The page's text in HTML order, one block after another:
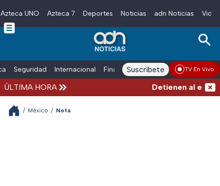
Skip to main content
Azteca UNO Azteca 7 Deportes Noticias adn Noticias
Seguridad Internacional Finanzas adn Noticias Radio
Suscríbete TV En Vivo
ÚLTIMA HORA Detienen al
/ México / Nota